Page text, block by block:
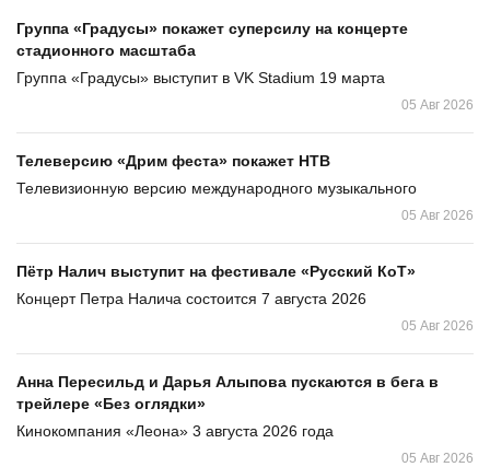
Группа «Градусы» покажет суперсилу на концерте
стадионного масштаба
Группа «Градусы» выступит в VK Stadium 19 марта
05 Авг 2026
Телеверсию «Дрим феста» покажет НТВ
Телевизионную версию международного музыкального
05 Авг 2026
Пётр Налич выступит на фестивале «Русский КоТ»
Концерт Петра Налича состоится 7 августа 2026
05 Авг 2026
Анна Пересильд и Дарья Алыпова пускаются в бега в
трейлере «Без оглядки»
Кинокомпания «Леона» 3 августа 2026 года
05 Авг 2026